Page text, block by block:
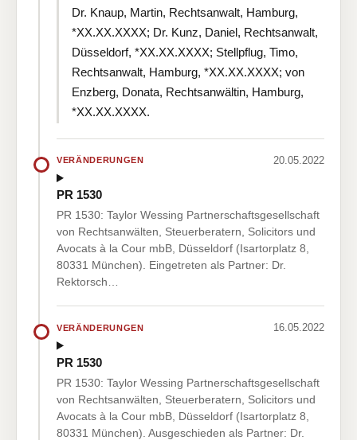
Dr. Knaup, Martin, Rechtsanwalt, Hamburg,
*XX.XX.XXXX; Dr. Kunz, Daniel, Rechtsanwalt,
Düsseldorf, *XX.XX.XXXX; Stellpflug, Timo,
Rechtsanwalt, Hamburg, *XX.XX.XXXX; von
Enzberg, Donata, Rechtsanwältin, Hamburg,
*XX.XX.XXXX.
VERÄNDERUNGEN 20.05.2022
PR 1530
PR 1530: Taylor Wessing Partnerschaftsgesellschaft
von Rechtsanwälten, Steuerberatern, Solicitors und
Avocats à la Cour mbB, Düsseldorf (Isartorplatz 8,
80331 München). Eingetreten als Partner: Dr.
Rektorsch…
VERÄNDERUNGEN 16.05.2022
PR 1530
PR 1530: Taylor Wessing Partnerschaftsgesellschaft
von Rechtsanwälten, Steuerberatern, Solicitors und
Avocats à la Cour mbB, Düsseldorf (Isartorplatz 8,
80331 München). Ausgeschieden als Partner: Dr.